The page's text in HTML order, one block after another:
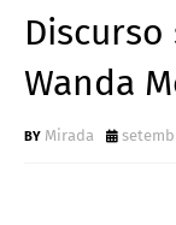
Wanda
Mirada